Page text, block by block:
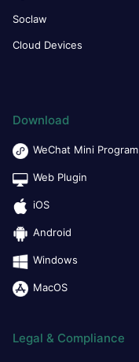
Soclaw
Cloud Devices
Download
WeChat Mini Program
Web Plugin
iOS
Android
Windows
MacOS
Legal & Compliance